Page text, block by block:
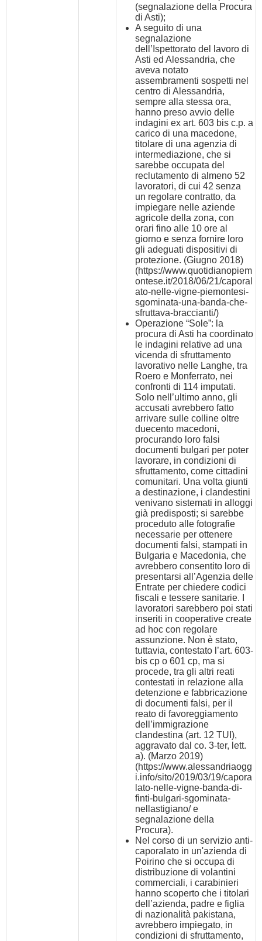
(segnalazione della Procura
di Asti);
A seguito di una
segnalazione
dell’Ispettorato del lavoro di
Asti ed Alessandria, che
aveva notato
assembramenti sospetti nel
centro di Alessandria,
sempre alla stessa ora,
hanno preso avvio delle
indagini ex art. 603 bis c.p. a
carico di una macedone,
titolare di una agenzia di
intermediazione, che si
sarebbe occupata del
reclutamento di almeno 52
lavoratori, di cui 42 senza
un regolare contratto, da
impiegare nelle aziende
agricole della zona, con
orari fino alle 10 ore al
giorno e senza fornire loro
gli adeguati dispositivi di
protezione. (Giugno 2018)
(https://www.quotidianopiem
ontese.it/2018/06/21/caporal
ato-nelle-vigne-piemontesi-
sgominata-una-banda-che-
sfruttava-braccianti/)
Operazione “Sole”: la
procura di Asti ha coordinato
le indagini relative ad una
vicenda di sfruttamento
lavorativo nelle Langhe, tra
Roero e Monferrato, nei
confronti di 114 imputati.
Solo nell’ultimo anno, gli
accusati avrebbero fatto
arrivare sulle colline oltre
duecento macedoni,
procurando loro falsi
documenti bulgari per poter
lavorare, in condizioni di
sfruttamento, come cittadini
comunitari. Una volta giunti
a destinazione, i clandestini
venivano sistemati in alloggi
già predisposti; si sarebbe
proceduto alle fotografie
necessarie per ottenere
documenti falsi, stampati in
Bulgaria e Macedonia, che
avrebbero consentito loro di
presentarsi all’Agenzia delle
Entrate per chiedere codici
fiscali e tessere sanitarie. I
lavoratori sarebbero poi stati
inseriti in cooperative create
ad hoc con regolare
assunzione. Non è stato,
tuttavia, contestato l’art. 603-
bis cp o 601 cp, ma si
procede, tra gli altri reati
contestati in relazione alla
detenzione e fabbricazione
di documenti falsi, per il
reato di favoreggiamento
dell’immigrazione
clandestina (art. 12 TUI),
aggravato dal co. 3-ter, lett.
a). (Marzo 2019)
(https://www.alessandriaogg
i.info/sito/2019/03/19/capora
lato-nelle-vigne-banda-di-
finti-bulgari-sgominata-
nellastigiano/e
segnalazione della
Procura).
Nel corso di un servizio anti-
caporalato in un'azienda di
Poirino che si occupa di
distribuzione di volantini
commerciali, i carabinieri
hanno scoperto che i titolari
dell’azienda, padre e figlia
di nazionalità pakistana,
avrebbero impiegato, in
condizioni di sfruttamento,